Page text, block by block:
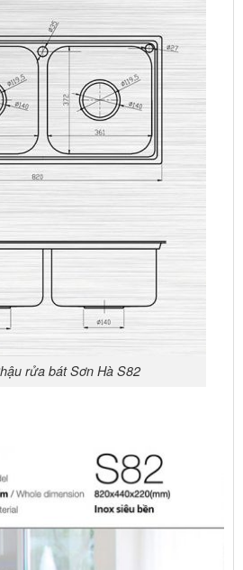
rửa bát Sơn Hà S82